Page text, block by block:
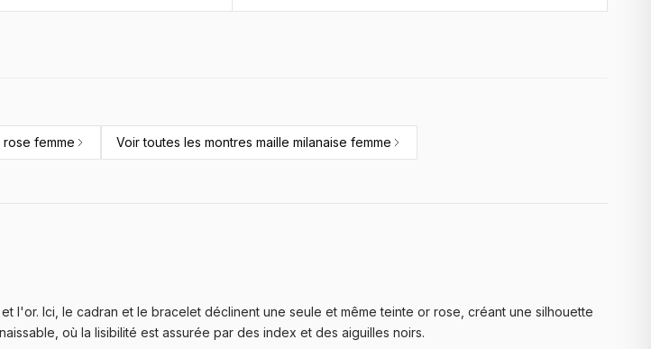
femme Voir toutes les montres maille milanaise femme
l'or. Ici, le cadran et le bracelet déclinent une seule et même teinte or rose, créant une silhouette
où la lisibilité est assurée par des index et des aiguilles noirs.